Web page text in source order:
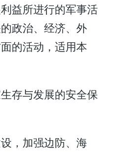
益所进行的军事活
政治、经济、外
的活动，适用本
存与发展的安全保
，加强边防、海